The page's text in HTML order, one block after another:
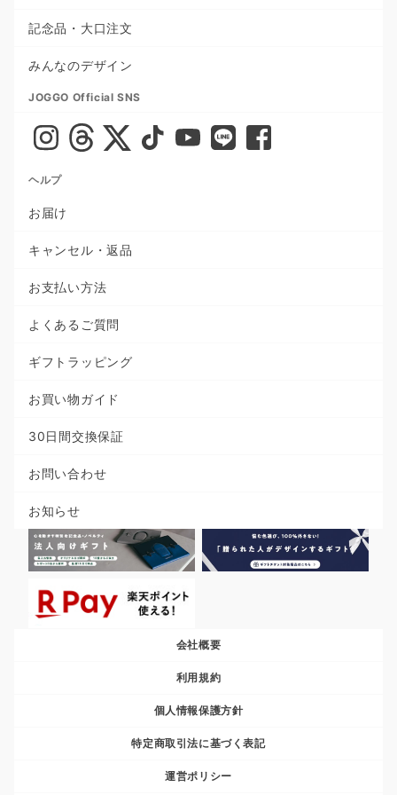
記念品・大口注文
みんなのデザイン
JOGGO Official SNS
ヘルプ
お届け
キャンセル・返品
お支払い方法
よくあるご質問
ギフトラッピング
お買い物ガイド
30日間交換保証
お問い合わせ
お知らせ
会社概要
利用規約
個人情報保護方針
特定商取引法に基づく表記
運営ポリシー